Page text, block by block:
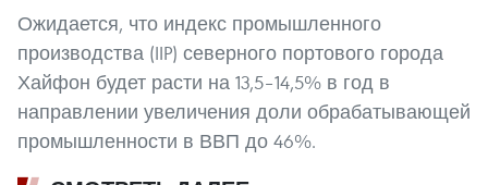
Ожидается, что индекс промышленного
производства (IIP) северного портового города
Хайфон будет расти на 13,5–14,5% в год в
направлении увеличения доли обрабатывающей
промышленности в ВВП до 46%.